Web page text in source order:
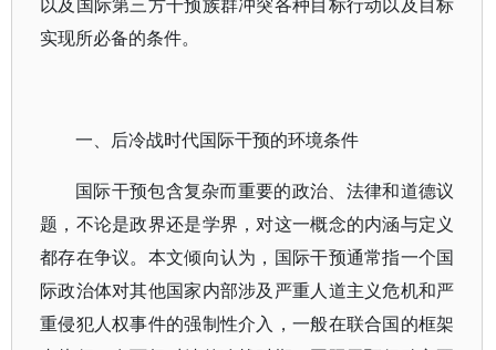
实现所必备的条件。
一、后冷战时代国际干预的环境条件
国际干预包含复杂而重要的政治、法律和道德议
题，不论是政界还是学界，对这一概念的内涵与定义
都存在争议。本文倾向认为，国际干预通常指一个国
际政治体对其他国家内部涉及严重人道主义危机和严
重侵犯人权事件的强制性介入，一般在联合国的框架